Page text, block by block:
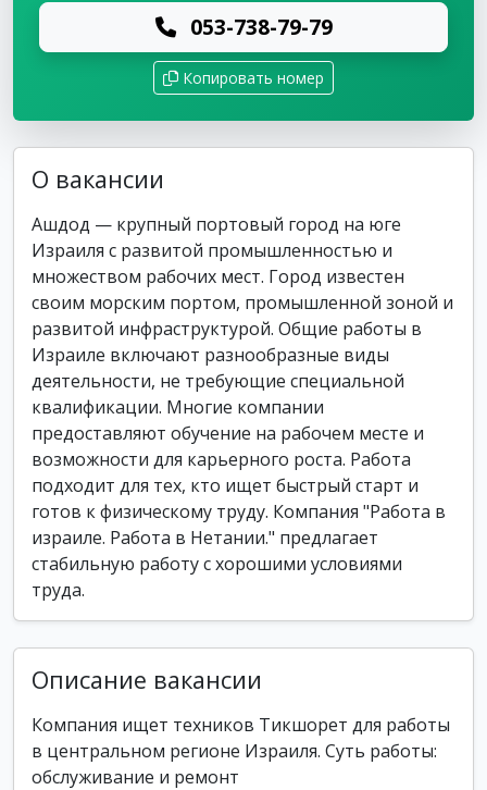
053-738-79-79
Копировать номер
О вакансии
Ашдод — крупный портовый город на юге
Израиля с развитой промышленностью и
множеством рабочих мест. Город известен
своим морским портом, промышленной зоной и
развитой инфраструктурой. Общие работы в
Израиле включают разнообразные виды
деятельности, не требующие специальной
квалификации. Многие компании
предоставляют обучение на рабочем месте и
возможности для карьерного роста. Работа
подходит для тех, кто ищет быстрый старт и
готов к физическому труду. Компания "Работа в
израиле. Работа в Нетании." предлагает
стабильную работу с хорошими условиями
труда.
Описание вакансии
Компания ищет техников Тикшорет для работы
в центральном регионе Израиля. Суть работы:
обслуживание и ремонт